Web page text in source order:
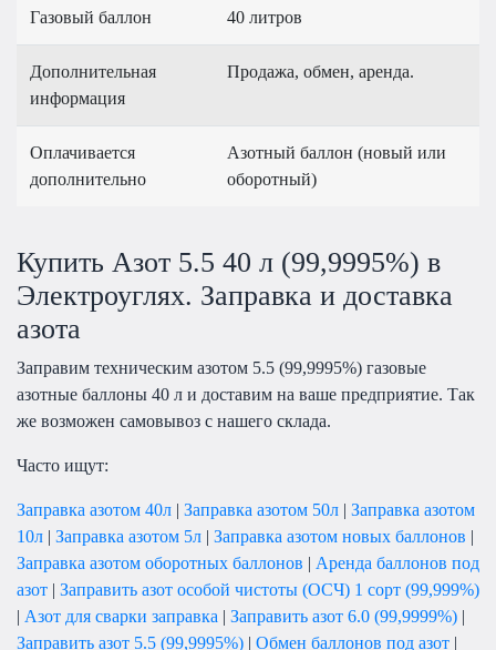
Газовый баллон 40 литров
Дополнительная
информация
Продажа, обмен, аренда.
Оплачивается
дополнительно
Азотный баллон (новый или
оборотный)
Купить Азот 5.5 40 л (99,9995%) в
Электроуглях. Заправка и доставка
азота
Заправим техническим азотом 5.5 (99,9995%) газовые
азотные баллоны 40 л и доставим на ваше предприятие. Так
же возможен самовывоз с нашего склада.
Часто ищут:
Заправка азотом 40л | Заправка азотом 50л | Заправка азотом
10л | Заправка азотом 5л | Заправка азотом новых баллонов |
Заправка азотом оборотных баллонов | Аренда баллонов под
азот | Заправить азот особой чистоты (ОСЧ) 1 сорт (99,999%)
| Азот для сварки заправка | Заправить азот 6.0 (99,9999%) |
Заправить азот 5.5 (99,9995%) | Обмен баллонов под азот |